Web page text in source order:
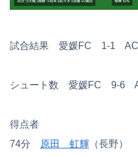
試合結果 愛媛FC 1-1 AC
シュート数 愛媛FC 9-6
得点者
74分
原田 虹輝 （長野）